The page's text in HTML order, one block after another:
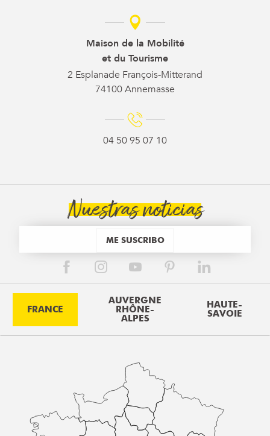
Maison de la Mobilité
et du Tourisme
2 Esplanade François-Mitterand
74100 Annemasse
04 50 95 07 10
Nuestras noticias
ME SUSCRIBO
FRANCE
AUVERGNE
RHÔNE-
ALPES
HAUTE-
SAVOIE